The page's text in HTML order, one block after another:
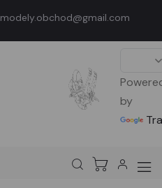
modely.obchod@gmail.com
by